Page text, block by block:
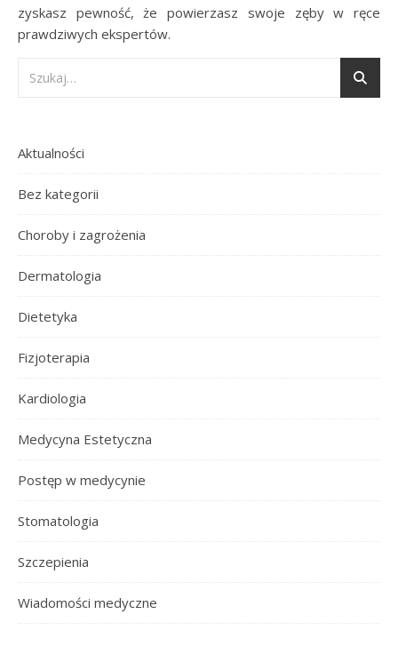
zyskasz pewność, że powierzasz swoje zęby w ręce
prawdziwych ekspertów.
Aktualności
Bez kategorii
Choroby i zagrożenia
Dermatologia
Dietetyka
Fizjoterapia
Kardiologia
Medycyna Estetyczna
Postęp w medycynie
Stomatologia
Szczepienia
Wiadomości medyczne